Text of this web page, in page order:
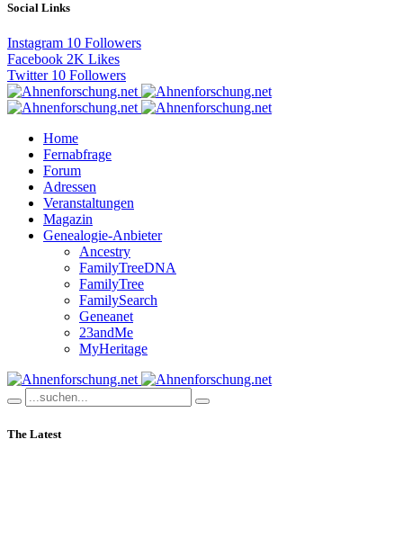
Social Links
Instagram 10 Followers
Facebook 2K Likes
Twitter 10 Followers
Home
Fernabfrage
Forum
Adressen
Veranstaltungen
Magazin
Genealogie-Anbieter
Ancestry
FamilyTreeDNA
FamilyTree
FamilySearch
Geneanet
23andMe
MyHeritage
The Latest